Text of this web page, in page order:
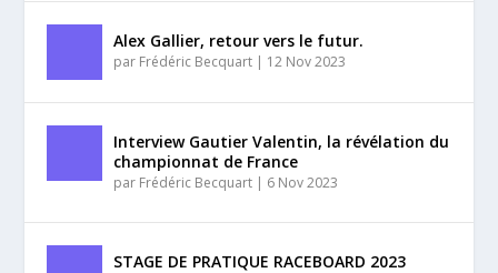
Alex Gallier, retour vers le futur.
par Frédéric Becquart | 12 Nov 2023
Interview Gautier Valentin, la révélation du
championnat de France
par Frédéric Becquart | 6 Nov 2023
STAGE DE PRATIQUE RACEBOARD 2023